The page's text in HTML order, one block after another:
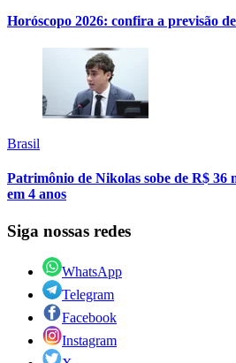
Horóscopo 2026: confira a previsão
Brasil
Patrimônio de Nikolas sobe de R$ 36
em 4 anos
Siga nossas redes
WhatsApp
Telegram
Facebook
Instagram